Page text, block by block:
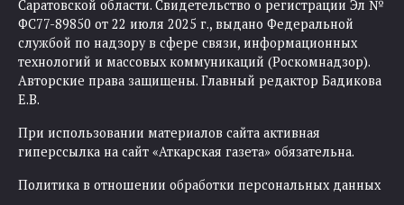
Саратовской области. Свидетельство о регистрации Эл №
ФС77-89850 от 22 июля 2025 г., выдано Федеральной
службой по надзору в сфере связи, информационных
технологий и массовых коммуникаций (Роскомнадзор).
Авторские права защищены. Главный редактор Бадикова
Е.В.
При использовании материалов сайта активная
гиперссылка на сайт «Аткарская газета» обязательна.
Политика в отношении обработки персональных данных